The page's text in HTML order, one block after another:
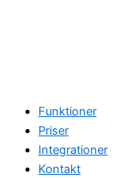
Funktioner
Priser
Integrationer
Kontakt